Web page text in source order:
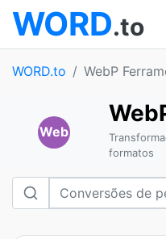
WORD.to
WORD.to WebP
Web
formatos